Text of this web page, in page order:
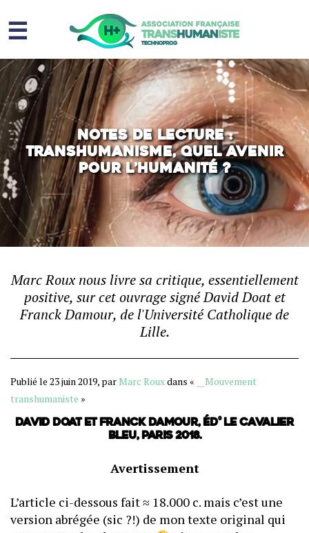
☰
Homme augmenté
Immortalité ?
Question sociale
Risques
L’association
Contact
Notes de lecture :
Transhumanisme, Quel avenir
pour l’humanité ?
Marc Roux nous livre sa critique, essentiellement
positive, sur cet ouvrage signé David Doat et
Franck Damour, de l'Université Catholique de
Lille.
Publié le 23 juin 2019, parMarc Rouxdans «
__Mouvement
transhumaniste »
David Doat et Franck Damour, Éd° Le cavalier
bleu, Paris 2018.
Avertissement
L’article ci-dessous fait ≈ 18.000 c. mais c’est une
version abrégée (sic ?!) de mon texte original qui